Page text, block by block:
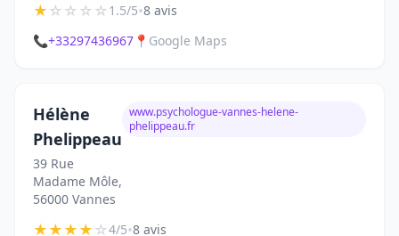
★☆☆☆☆1.5/5•8 avis
📞+33297436967 📍 Google Maps
Hélène
Phelippeau
39 Rue
Madame Môle,
56000 Vannes
www.psychologue-vannes-helene-
phelippeau.fr
★★★★☆4/5•8 avis